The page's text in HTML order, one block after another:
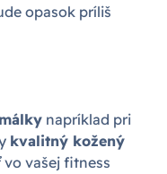
opasok príliš
napríklad pri
kvalitný kožený
vašej fitness